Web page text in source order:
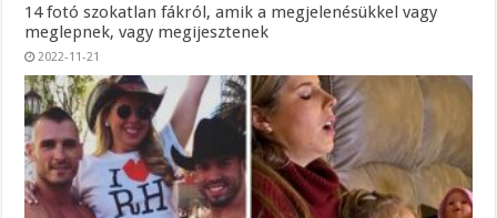
14 fotó szokatlan fákról, amik a megjelenésükkel vagy
meglepnek, vagy megijesztenek
2022-11-21